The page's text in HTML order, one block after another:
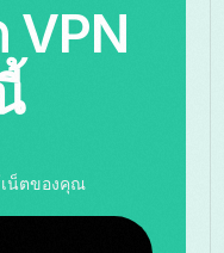
VPN
น็ตของคุณ